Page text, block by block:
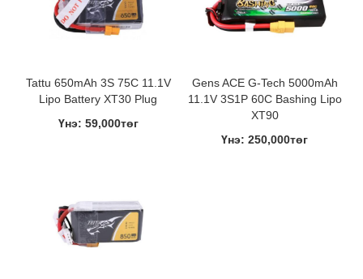
Tattu 650mAh 3S 75C 11.1V
Lipo Battery XT30 Plug
Үнэ: 59,000төг
Gens ACE G-Tech 5000mAh
11.1V 3S1P 60C Bashing Lipo
XT90
Үнэ: 250,000төг